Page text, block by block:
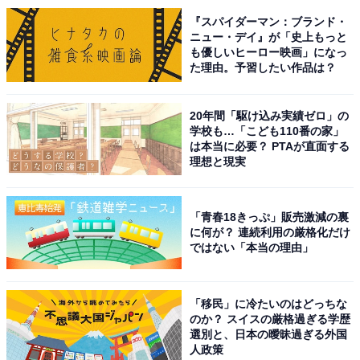
『スパイダーマン：ブランド・
ニュー・デイ』が「史上もっと
も優しいヒーロー映画」になっ
た理由。予習したい作品は？
20年間「駆け込み実績ゼロ」の
学校も…「こども110番の家」
は本当に必要？ PTAが直面する
理想と現実
「青春18きっぷ」販売激減の裏
に何が？ 連続利用の厳格化だけ
ではない「本当の理由」
「移民」に冷たいのはどっちな
のか？ スイスの厳格過ぎる学歴
選別と、日本の曖昧過ぎる外国
人政策